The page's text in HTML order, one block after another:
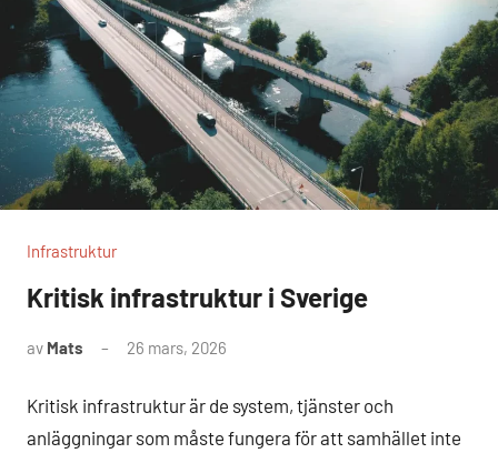
Infrastruktur
Kritisk infrastruktur i Sverige
av Mats 26 mars, 2026
Kritisk infrastruktur är de system, tjänster och
anläggningar som måste fungera för att samhället inte